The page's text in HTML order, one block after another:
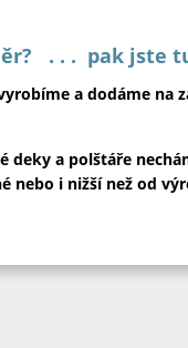
. . . pak jste
a dodáme na
deky a polštáře
nebo i nižší než od